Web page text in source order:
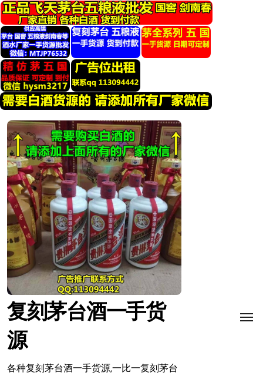
转
到
内
容
复刻茅台酒一手货
源
各种复刻茅台酒一手货源,一比一复刻茅台